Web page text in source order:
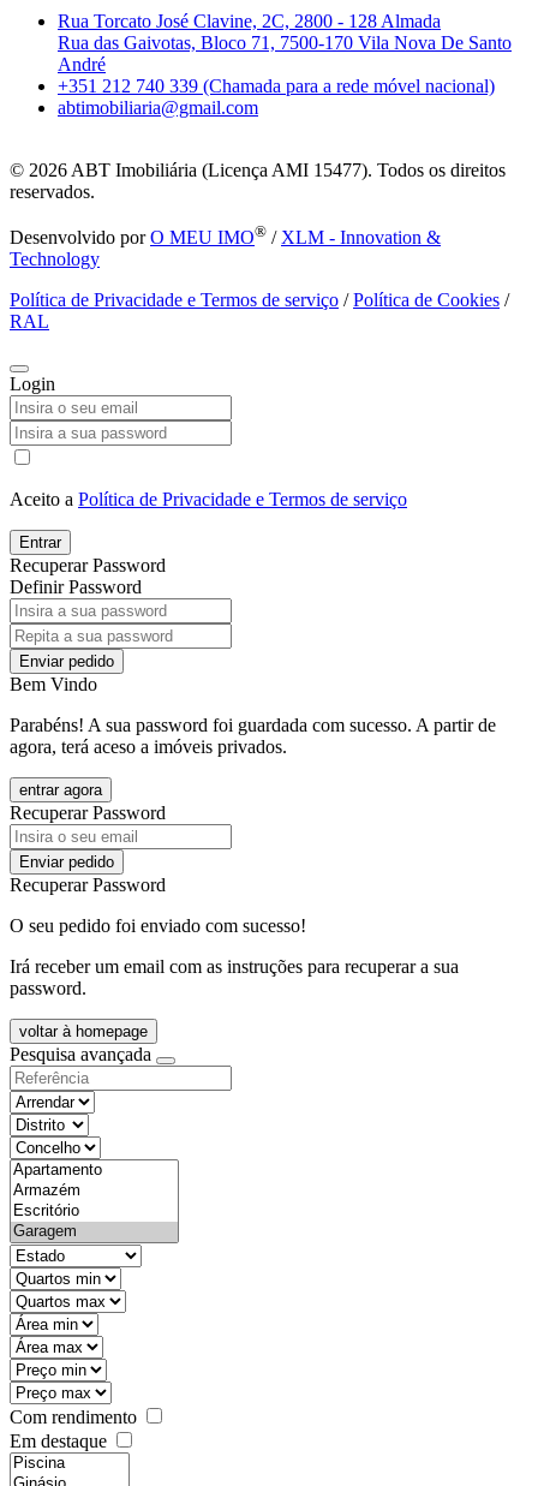
Rua Torcato José Clavine, 2C, 2800 - 128 Almada
Rua das Gaivotas, Bloco 71, 7500-170 Vila Nova De Santo
André
+351 212 740 339 (Chamada para a rede móvel nacional)
abtimobiliaria@gmail.com
© 2026 ABT Imobiliária (Licença AMI 15477). Todos os direitos
reservados.
Desenvolvido porO MEU IMO® / XLM - Innovation &
Technology
Política de Privacidade e Termos de serviço /Política de Cookies /
RAL
Login
Aceito a Política de Privacidade e Termos de serviço
Entrar
Recuperar Password
Definir Password
Enviar pedido
Bem Vindo
Parabéns! A sua password foi guardada com sucesso. A partir de
agora, terá aceso a imóveis privados.
entrar agora
Recuperar Password
Enviar pedido
Recuperar Password
O seu pedido foi enviado com sucesso!
Irá receber um email com as instruções para recuperar a sua
password.
voltar à homepage
Pesquisa avançada
objective
districtId
countyId
types
state
mintypo
maxtypo
minarea
maxarea
minprice
maxprice
Com rendimento
Em destaque
features